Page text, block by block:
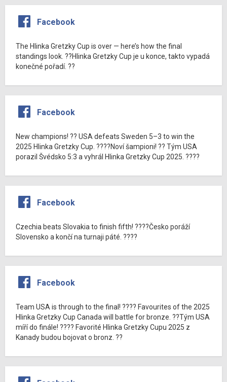
Facebook
The Hlinka Gretzky Cup is over — here’s how the final
standings look. ??Hlinka Gretzky Cup je u konce, takto vypadá
konečné pořadí. ??
Facebook
New champions! ?? USA defeats Sweden 5–3 to win the
2025 Hlinka Gretzky Cup. ????Noví šampioni! ?? Tým USA
porazil Švédsko 5:3 a vyhrál Hlinka Gretzky Cup 2025. ????
Facebook
Czechia beats Slovakia to finish fifth! ????Česko poráží
Slovensko a končí na turnaji páté. ????
Facebook
Team USA is through to the final! ???? Favourites of the 2025
Hlinka Gretzky Cup Canada will battle for bronze. ??Tým USA
míří do finále! ???? Favorité Hlinka Gretzky Cupu 2025 z
Kanady budou bojovat o bronz. ??